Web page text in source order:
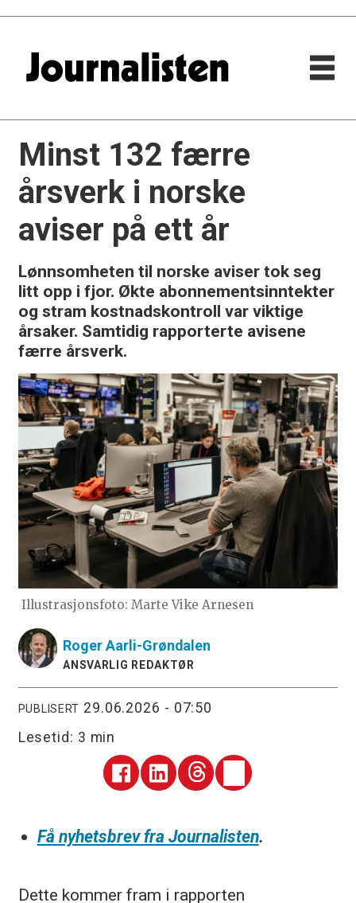
Minst 132 færre
årsverk i norske
aviser på ett år
Lønnsomheten til norske aviser tok seg
litt opp i fjor. Økte abonnementsinntekter
og stram kostnadskontroll var viktige
årsaker. Samtidig rapporterte avisene
færre årsverk.
Illustrasjonsfoto: Marte Vike Arnesen
RogerAarli-Grøndalen
ANSVARLIG REDAKTØR
PUBLISERT
29.06.2026 - 07:50
Lesetid: 3 min
Få nyhetsbrev fra Journalisten.
Dette kommer fram i rapporten